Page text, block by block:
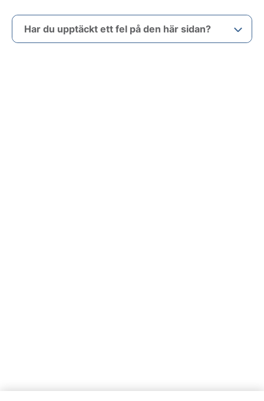
Har du upptäckt ett fel på den här sidan?